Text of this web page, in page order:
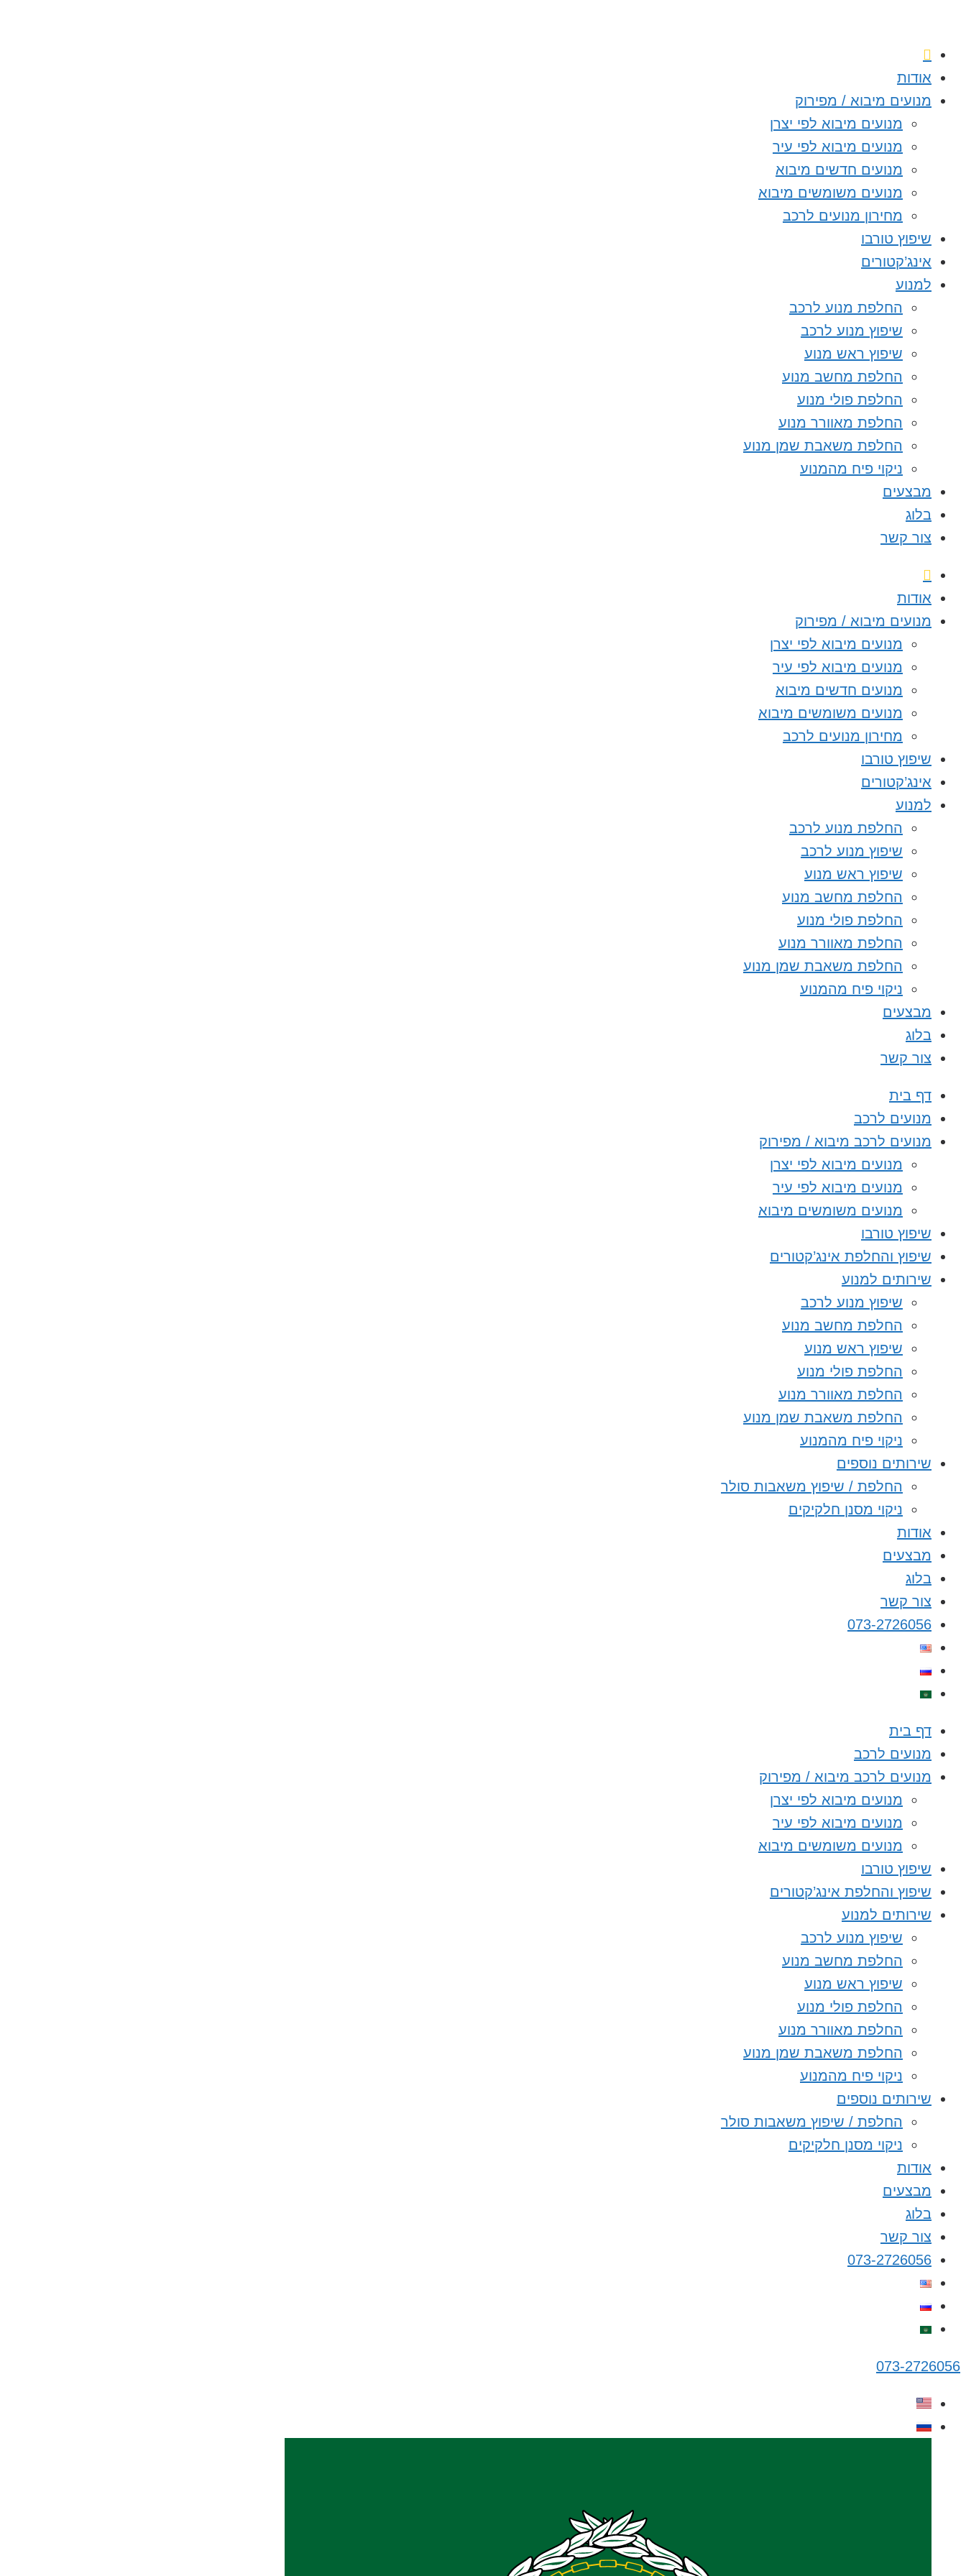
אודות
מנועים מיבוא / מפירוק
מנועים מיבוא לפי יצרן
מנועים מיבוא לפי עיר
מנועים חדשים מיבוא
מנועים משומשים מיבוא
מחירון מנועים לרכב
שיפוץ טורבו
אינג’קטורים
למנוע
החלפת מנוע לרכב
שיפוץ מנוע לרכב
שיפוץ ראש מנוע
החלפת מחשב מנוע
החלפת פולי מנוע
החלפת מאוורר מנוע
החלפת משאבת שמן מנוע
ניקוי פיח מהמנוע
מבצעים
בלוג
צור קשר
אודות
מנועים מיבוא / מפירוק
מנועים מיבוא לפי יצרן
מנועים מיבוא לפי עיר
מנועים חדשים מיבוא
מנועים משומשים מיבוא
מחירון מנועים לרכב
שיפוץ טורבו
אינג’קטורים
למנוע
החלפת מנוע לרכב
שיפוץ מנוע לרכב
שיפוץ ראש מנוע
החלפת מחשב מנוע
החלפת פולי מנוע
החלפת מאוורר מנוע
החלפת משאבת שמן מנוע
ניקוי פיח מהמנוע
מבצעים
בלוג
צור קשר
דף בית
מנועים לרכב
מנועים לרכב מיבוא / מפירוק
מנועים מיבוא לפי יצרן
מנועים מיבוא לפי עיר
מנועים משומשים מיבוא
שיפוץ טורבו
שיפוץ והחלפת אינג’קטורים
שירותים למנוע
שיפוץ מנוע לרכב
החלפת מחשב מנוע
שיפוץ ראש מנוע
החלפת פולי מנוע
החלפת מאוורר מנוע
החלפת משאבת שמן מנוע
ניקוי פיח מהמנוע
שירותים נוספים
החלפת / שיפוץ משאבות סולר
ניקוי מסנן חלקיקים
אודות
מבצעים
בלוג
צור קשר
073-2726056
דף בית
מנועים לרכב
מנועים לרכב מיבוא / מפירוק
מנועים מיבוא לפי יצרן
מנועים מיבוא לפי עיר
מנועים משומשים מיבוא
שיפוץ טורבו
שיפוץ והחלפת אינג’קטורים
שירותים למנוע
שיפוץ מנוע לרכב
החלפת מחשב מנוע
שיפוץ ראש מנוע
החלפת פולי מנוע
החלפת מאוורר מנוע
החלפת משאבת שמן מנוע
ניקוי פיח מהמנוע
שירותים נוספים
החלפת / שיפוץ משאבות סולר
ניקוי מסנן חלקיקים
אודות
מבצעים
בלוג
צור קשר
073-2726056
073-2726056